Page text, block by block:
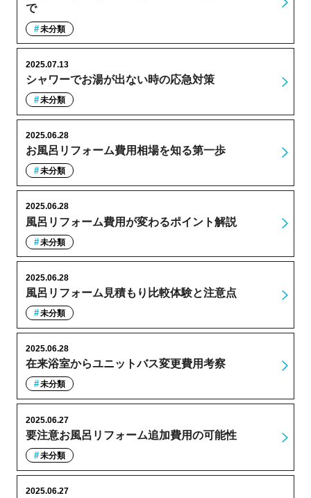
で
未分類
シャワーでお湯が出ない時の応急対策
2025.07.13
未分類
お風呂リフォーム費用相場を知る第一歩
2025.06.28
未分類
風呂リフォーム費用が変わるポイント解説
2025.06.28
未分類
風呂リフォーム見積もり比較体験と注意点
2025.06.28
未分類
在来浴室からユニットバス変更費用考察
2025.06.28
未分類
要注意お風呂リフォーム追加費用の可能性
2025.06.27
未分類
2025.06.27